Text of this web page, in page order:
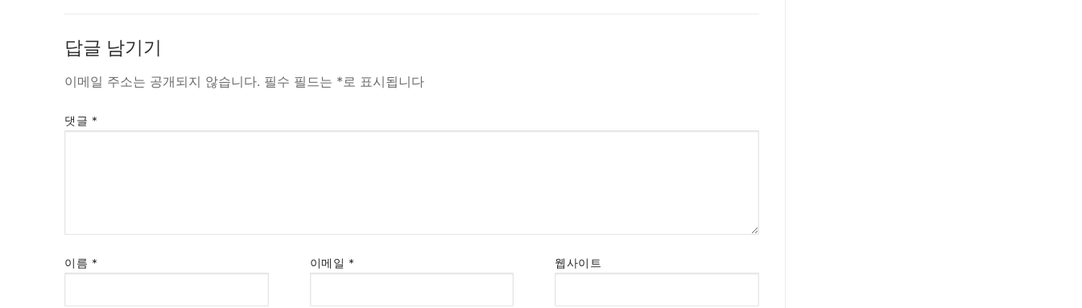
답글 남기기
이메일 주소는 공개되지 않습니다. 필수 필드는 *로 표시됩니다
댓글 *
이름 * 이메일 * 웹사이트